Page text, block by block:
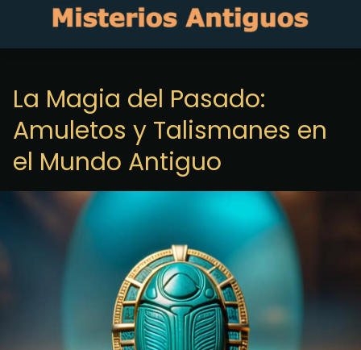
La Magia del Pasado:
Amuletos y Talismanes en
el Mundo Antiguo